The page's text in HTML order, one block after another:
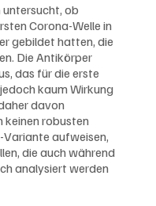
untersucht, ob
Corona-Welle in
gebildet hatten, die
Die Antikörper
das für die erste
kaum Wirkung
davon
keinen robusten
aufweisen,
die auch während
analysiert werden